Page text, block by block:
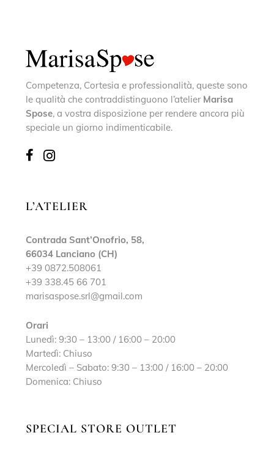
Competenza, Cortesia e professionalità, queste sono
le qualità che contraddistinguono l’atelier Marisa
Spose, a vostra disposizione per rendere ancora più
speciale un giorno indimenticabile.
L’ATELIER
Contrada Sant’Onofrio, 58,
66034 Lanciano (CH)
+39 0872.508061
+39 338.45 66 701
marisaspose.srl@gmail.com
Orari
Lunedì: 9:30 – 13:00 / 16:00 – 20:00
Martedì: Chiuso
Mercoledì – Sabato: 9:30 – 13:00 / 16:00 – 20:00
Domenica: Chiuso
SPECIAL STORE OUTLET